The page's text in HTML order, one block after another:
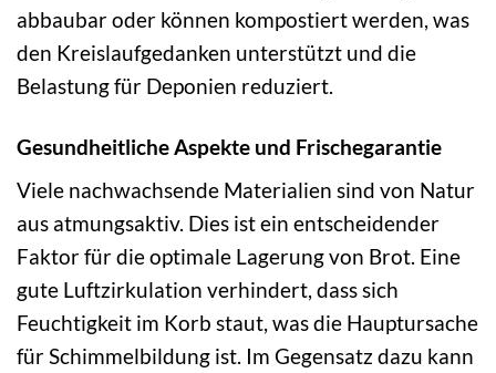
abbaubar oder können kompostiert werden, was
den Kreislaufgedanken unterstützt und die
Belastung für Deponien reduziert.
Gesundheitliche Aspekte und Frischegarantie
Viele nachwachsende Materialien sind von Natur
aus atmungsaktiv. Dies ist ein entscheidender
Faktor für die optimale Lagerung von Brot. Eine
gute Luftzirkulation verhindert, dass sich
Feuchtigkeit im Korb staut, was die Hauptursache
für Schimmelbildung ist. Im Gegensatz dazu kann